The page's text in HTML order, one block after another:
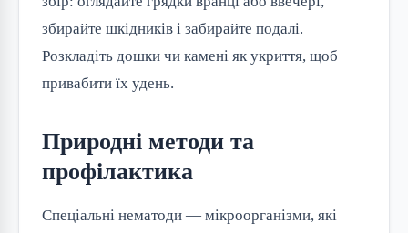
збирайте шкідників і забирайте подалі.
Розкладіть дошки чи камені як укриття, щоб
привабити їх удень.
Природні методи та
профілактика
Спеціальні нематоди — мікроорганізми, які